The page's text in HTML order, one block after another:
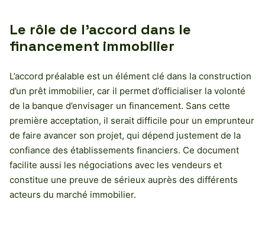
Le rôle de l’accord dans le
financement immobilier
L’accord préalable est un élément clé dans la construction
d’un prêt immobilier, car il permet d’officialiser la volonté
de la banque d’envisager un financement. Sans cette
première acceptation, il serait difficile pour un emprunteur
de faire avancer son projet, qui dépend justement de la
confiance des établissements financiers. Ce document
facilite aussi les négociations avec les vendeurs et
constitue une preuve de sérieux auprès des différents
acteurs du marché immobilier.